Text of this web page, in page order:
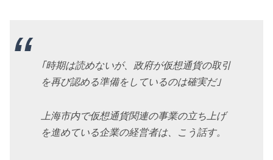
｢時期は読めないが、政府が仮想通貨の取引
を再び認める準備をしているのは確実だ｣
上海市内で仮想通貨関連の事業の立ち上げ
を進めている企業の経営者は、こう話す。